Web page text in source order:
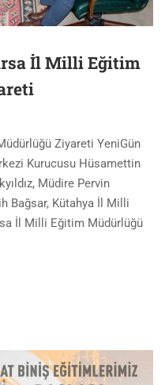
İl Milli Eğitim
Ziyareti YeniGün
Kurucusu Hüsamettin
Müdire Pervin
Bağsar, Kütahya İl Milli
İl Milli Eğitim Müdürlüğü